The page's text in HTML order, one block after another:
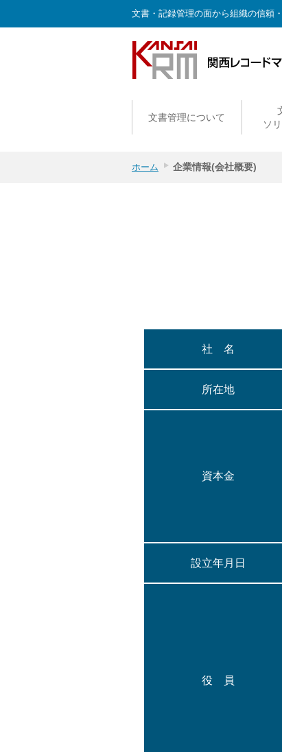
文書・記録管理の面から組織の信頼
文書管理について
ソ
ホーム 企業情報(会社概要)
社 名
所在地
資本金
設立年月日
役 員